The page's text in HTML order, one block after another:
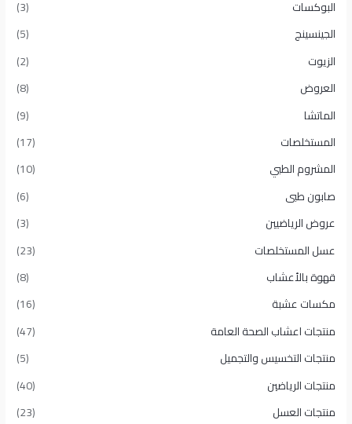
البوكسات
(3)
الجينسينج
(5)
الزيوت
(2)
العروض
(8)
الماتشا
(9)
المستخلصات
(17)
المشروم الطبي
(10)
صابون طبى
(6)
عروض الرياضيين
(3)
عسل المستخلصات
(23)
قهوة بالأعشاب
(8)
مكسات عشبة
(16)
منتجات اعشاب الصحة العامة
(47)
منتجات التخسيس والتجميل
(5)
منتجات الرياضين
(40)
منتجات العسل
(23)